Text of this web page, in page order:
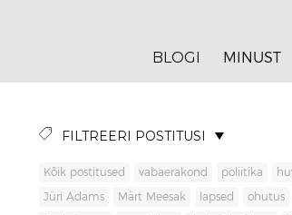
BLOGI MINUST
FILTREERI POSTITUSI
Kõik postitused vabaerakond poliitika
Jüri Adams Märt Meesak lapsed ohutus